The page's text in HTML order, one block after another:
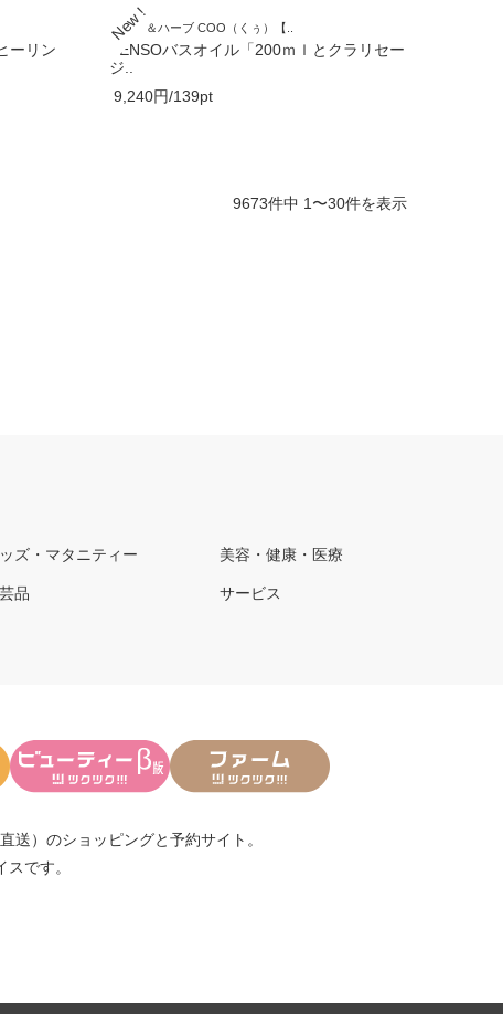
ーリン
アロマ＆ハーブ COO（くぅ）【..
KENSOバスオイル「200ｍｌとクラリセー
ジ..
9,240円/139pt
9673件中 1〜30件を表示
ズ・マタニティー 美容・健康・医療
品 サービス
送） のショッピングと予約サイト。
です。